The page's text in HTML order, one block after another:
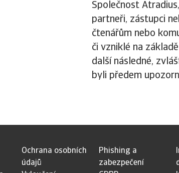
Společnost
partneři, zástupci
čtenářům nebo
či vzniklé na
další následné,
byli předem
Ochrana osobních
údajů
Phishing a
zabezpečení